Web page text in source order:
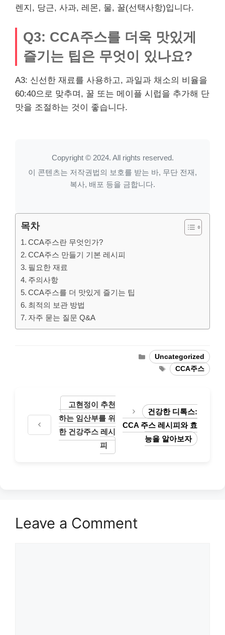
렌지, 당근, 사과, 레몬, 물, 꿀(선택사항)입니다.
Q3: CCA주스를 더욱 맛있게
즐기는 팁은 무엇이 있나요?
A3: 신선한 재료를 사용하고, 과일과 채소의 비율을
60:40으로 맞추며, 꿀 또는 메이플 시럽을 추가해 단
맛을 조절하는 것이 좋습니다.
Copyright © 2024. All rights reserved.
이 콘텐츠는 저작권법의 보호를 받는 바, 무단 전재,
복사, 배포 등을 금합니다.
목차
CCA주스란 무엇인가?
CCA주스 만들기 기본 레시피
필요한 재료
주의사항
CCA주스를 더 맛있게 즐기는 팁
최적의 보관 방법
자주 묻는 질문 Q&A
Categories
Uncategorized
Tags
CCA주스
고현정이 추천
하는 임산부를 위
한 건강주스 레시
피
건강한 디톡스:
CCA 주스 레시피와 효
능을 알아보자
Leave a Comment